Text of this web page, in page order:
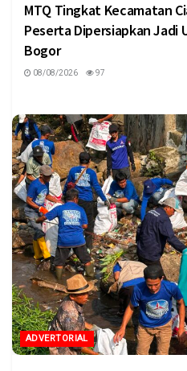
MTQ Tingkat Kecamatan
Peserta Dipersiapkan Jadi
Bogor
08/08/2026 97
ADVERTORIAL